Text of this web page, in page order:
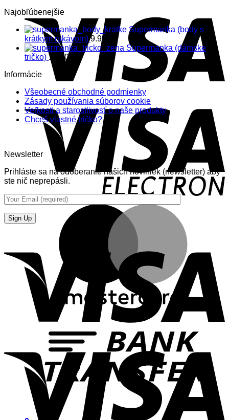
Najobľúbenejšie
Supermanka (body s
krátkym rukávom) 9.90
Supermanka (dámske
tričko) 14.90
Informácie
Všeobecné obchodné podmienky
Zásady používania súborov cookie
Veľkosti a starostlivosť o naše produkty
Chceš vlastné tričko?
Newsletter
Prihláste sa na odoberanie nášich noviniek (newsletter) aby
ste nič neprepásli.